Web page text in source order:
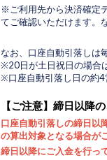
※ご利用先から決済確定
てご確認いただけます。
なお、口座自動引落しは
※20日が土日祝日の場合
※口座自動引落し日の約4
【ご注意】締日以降
口座自動引落しの締日以
の算出対象となる場合が
締日以降にご入金を行っ